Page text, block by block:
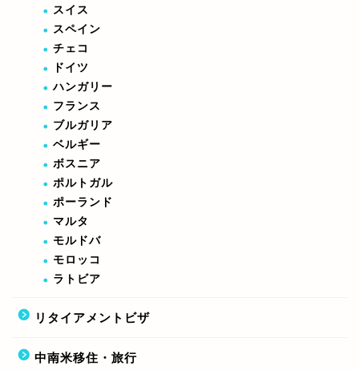
スイス
スペイン
チェコ
ドイツ
ハンガリー
フランス
ブルガリア
ベルギー
ボスニア
ポルトガル
ポーランド
マルタ
モルドバ
モロッコ
ラトビア
リタイアメントビザ
中南米移住・旅行